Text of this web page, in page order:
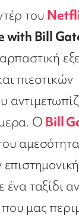
του
with Bill
πιεστικών
Ο Bill
ένα ταξίδι
μας